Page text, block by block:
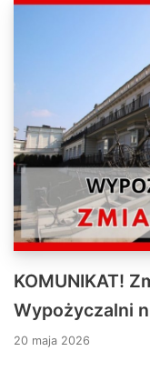
KOMUNIKAT!
Wypożyczalni
20 maja 2026